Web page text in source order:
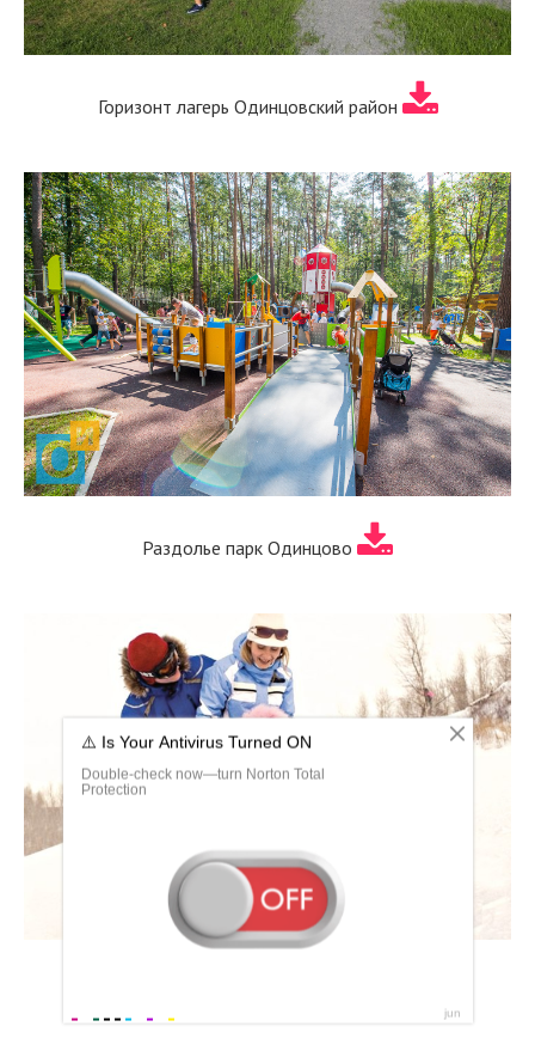
Горизонт лагерь Одинцовский район
Раздолье парк Одинцово